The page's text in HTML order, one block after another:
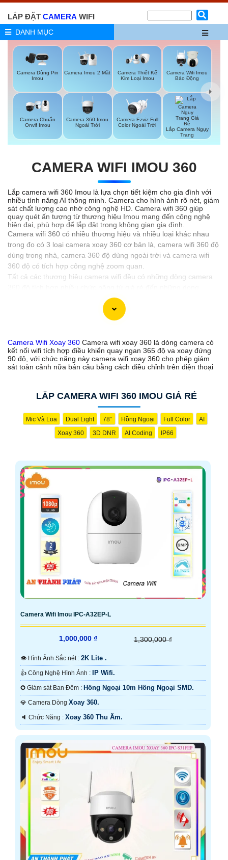
LẮP ĐẶT CAMERA WIFI
DANH MỤC
Camera Dùng Pin
Imou
Camera Imou 2 Mắt
Camera Thiết Kế
Kim Loại Imou
Camera Wifi Imou
Báo Động
Camera Chuẩn
Onvif Imou
Camera 360 Imou
Ngoài Trời
Camera Ezviz Full
Color Ngoài Trời
Lắp Camera Ngụy
Trang
CAMERA WIFI IMOU 360
Lắp camera wifi 360 Imou là lựa chọn tiết kiệm cho gia đình với
nhiều tính năng AI thông minh. Camera cho hình ảnh rõ nét, giám
sát chất lượng cao nhờ công nghệ HD. Camera wifi 360 giúp
quay quét ấn tượng từ thương hiệu Imou mang đến công nghệ
hiện đại, phù hợp để lắp đặt trong không gian gia đình.
Camera wifi 360 có nhiều thương hiệu và nhiều loại khác nhau
trong đo có 3 loại camera xoay 360 cơ bản là, camera wifi 360 độ
dùng trong nhà, camera 360 độ dùng ngoài trời và camera wifi
360 độ có tích hợp công nghệ zoom quan.
Tất cả các thương hiệu camera wifi đều có những dòng camera
camera xoay 360 chất lượng cũng như độ phân giải camera từ
2.0MP đến camera độ phân giải 4Mp 8MP tương ứng với xuất
hình ảnh chất lượng ultra 2k và 4K.
'
Camera Wifi Xoay 360 Camera wifi xoay 360 là dòng camera có
kết nối wifi tích hợp điều khiển quay ngan 365 độ va xoay đứng
90 độ, với chức năng này camera wifi xoay 360 cho phép giám
sát toàn cảnh nữa bán câu bằng cách điều chỉnh trên điện thoại
LẮP CAMERA WIFI 360 IMOU GIÁ RẺ
Mic Và Loa Dual Light 78° Hồng Ngoại Full Color
AI
Xoay 360
3D DNR AI Coding IP66
Camera Wifi Imou IPC-A32EP-L
1,000,000 ₫ 1,300,000 ₫
👁 Hình Ảnh Sắc nét : 2K Lite .
👍 Công Nghệ Hình Ảnh : IP Wifi.
✪ Giám sát Ban Đêm : Hồng Ngoại 10m Hồng Ngoại SMD.
💎 Camera Dòng Xoay 360.
️🔈 Chức Năng : Xoay 360 Thu Âm.